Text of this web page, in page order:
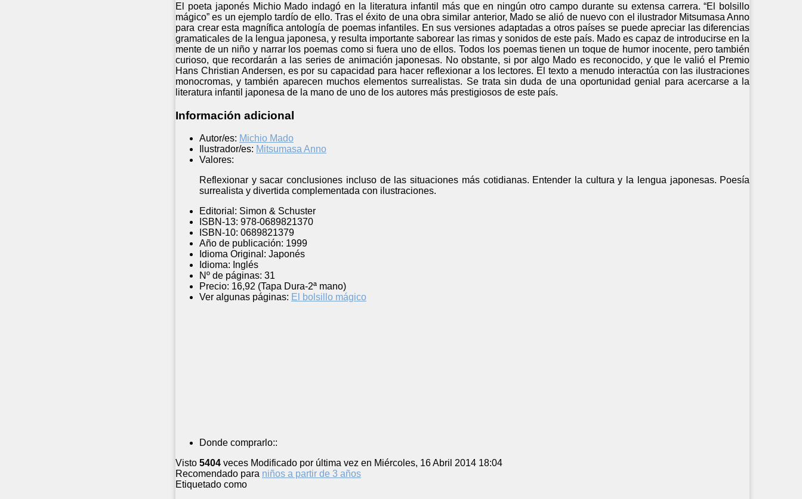
El poeta japonés Michio Mado indagó en la literatura infantil más que en ningún otro campo durante su extensa carrera. “El bolsillo
mágico” es un ejemplo tardío de ello. Tras el éxito de una obra similar anterior, Mado se alió de nuevo con el ilustrador Mitsumasa Anno
para crear esta magnífica antología de poemas infantiles. En sus versiones adaptadas a otros países se puede apreciar las diferencias
gramaticales de la lengua japonesa, y resulta importante saborear las rimas y sonidos de este país. Mado es capaz de introducirse en la
mente de un niño y narrar los poemas como si fuera uno de ellos. Todos los poemas tienen un toque de humor inocente, pero también
curioso, que recordarán a las series de animación japonesas. No obstante, si por algo Mado es reconocido, y que le valió el Premio
Hans Christian Andersen, es por su capacidad para hacer reflexionar a los lectores. El texto a menudo interactúa con las ilustraciones
monocromas, y también aparecen muchos elementos surrealistas. Se trata sin duda de una oportunidad genial para acercarse a la
literatura infantil japonesa de la mano de uno de los autores más prestigiosos de este país.
Información adicional
Autor/es: Michio Mado
Ilustrador/es: Mitsumasa Anno
Valores:
Reflexionar y sacar conclusiones incluso de las situaciones más cotidianas. Entender la cultura y la lengua japonesas. Poesía
surrealista y divertida complementada con ilustraciones.
Editorial: Simon & Schuster
ISBN-13: 978-0689821370
ISBN-10: 0689821379
Año de publicación: 1999
Idioma Original: Japonés
Idioma: Inglés
Nº de páginas: 31
Precio: 16,92 (Tapa Dura-2ª mano)
Ver algunas páginas: El bolsillo mágico
Donde comprarlo::
Visto 5404 veces Modificado por última vez en Miércoles, 16 Abril 2014 18:04
Recomendado para niños a partir de 3 años
Etiquetado como